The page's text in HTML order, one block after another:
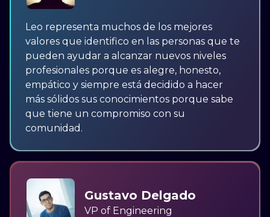
Leo representa muchos de los mejores
valores que identifico en las personas que te
pueden ayudar a alcanzar nuevos niveles
profesionales porque es alegre, honesto,
empático y siempre está decidido a hacer
más sólidos sus conocimientos porque sabe
que tiene un compromiso con su
comunidad.
Gustavo Delgado
VP of Engineering